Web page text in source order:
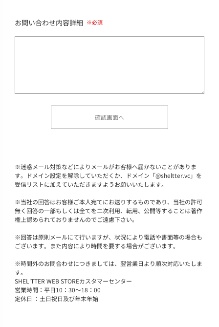
お問い合わせ内容詳細
※迷惑メール対策などによりメールがお客様へ届かないことがありま
す。ドメイン設定を解除していただくか、ドメイン「@sheltter.vc」を
受信リストに加えていただきますようお願いいたします。
※当社の回答はお客様ご本人宛てにお送りするものであり、当社の許可
無く回答の一部もしくは全てを二次利用、転用、公開等することは著作
権上認められておりませんのでご遠慮下さい。
※回答は原則メールにて行いますが、状況により電話や書面等の場合も
ございます。また内容により時間を要する場合がございます。
※時間外のお問合わせにつきましては、翌営業日より順次対応いたしま
す。
SHEL'TTER WEB STOREカスタマーセンター
営業時間：平日10：30～18：00
定休日 ：土日祝日及び年末年始